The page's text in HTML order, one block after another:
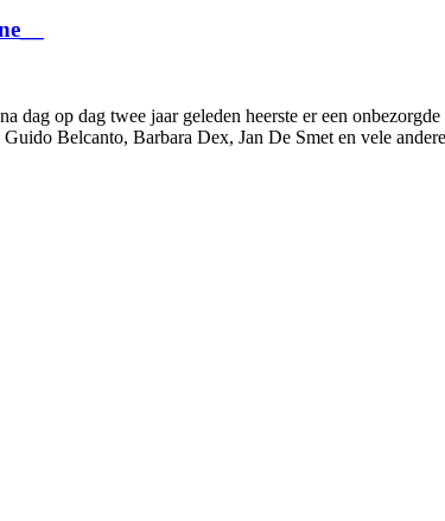
op dag twee jaar geleden heerste er een
Belcanto, Barbara Dex, Jan De Smet en vele